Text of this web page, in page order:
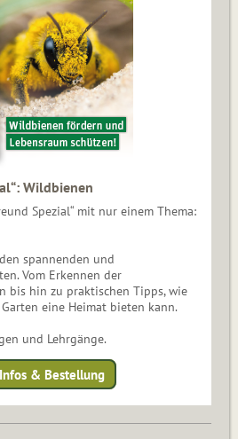
Wildbienen
Spezial“ mit nur einem Thema:
spannenden und
Vom Erkennen der
bis hin zu praktischen Tipps, wie
eine Heimat bieten kann.
und Lehrgänge.
& Bestellung